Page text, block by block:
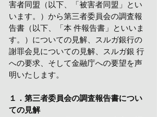
害者同盟（以下、「被害者同盟」とい
います。）から第三者委員会の調査報
告書（以下、「本 件報告書」といいま
す。）についての見解、スルガ銀行の
謝罪会見についての見解、スルガ銀 行
への要求、そして金融庁への要望を声
明いたします。
１．第三者委員会の調査報告書につい
ての見解